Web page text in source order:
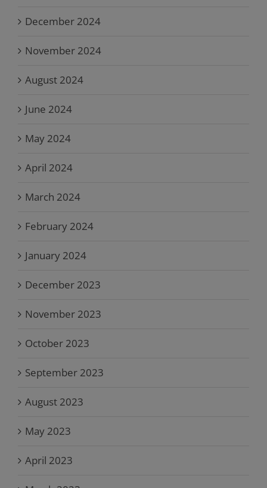
December 2024
November 2024
August 2024
June 2024
May 2024
April 2024
March 2024
February 2024
January 2024
December 2023
November 2023
October 2023
September 2023
August 2023
May 2023
April 2023